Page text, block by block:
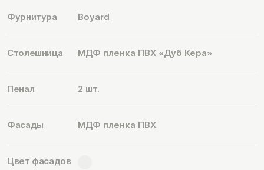
Фурнитура Boyard
Столешница МДФ пленка ПВХ «Дуб Кера»
Пенал 2 шт.
Фасады МДФ пленка ПВХ
Цвет фасадов